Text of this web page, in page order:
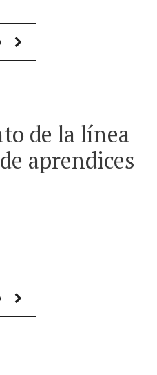
de la línea
aprendices